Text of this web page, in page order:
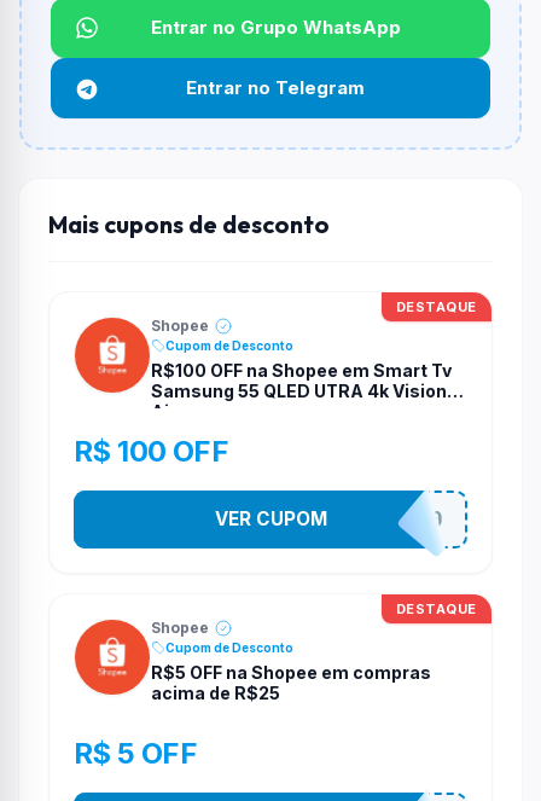
Não informado ou sem limite.
Funciona em qualquer produto?
Não necessariamente. Depende de itens participantes
e alguns vendedores ou produtos especificos podem
não aceitar cupons.
Entrar no Grupo WhatsApp
Entrar no Telegram
Mais cupons de desconto
DESTAQUE
Shopee
Cupom de Desconto
R$100 OFF na Shopee em Smart Tv
Samsung 55 QLED UTRA 4k Vision
Ai
R$ 100 OFF
TV100
VER CUPOM
DESTAQUE
Shopee
Cupom de Desconto
R$5 OFF na Shopee em compras
acima de R$25
R$ 5 OFF